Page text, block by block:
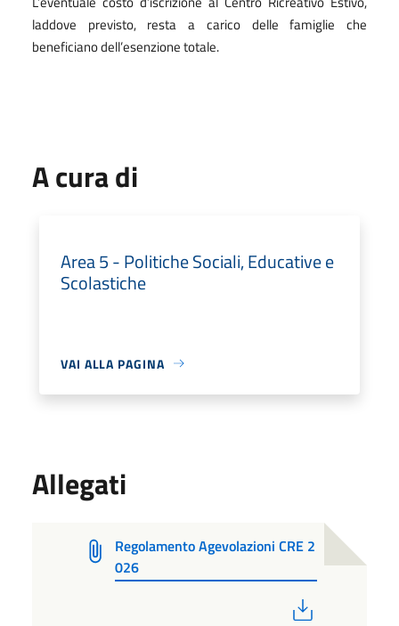
laddove previsto, resta a carico delle famiglie che
beneficiano dell’esenzione totale.
A cura di
Area 5 - Politiche Sociali, Educative e
Scolastiche
VAI ALLA PAGINA
Allegati
Regolamento Agevolazioni CRE 2
026